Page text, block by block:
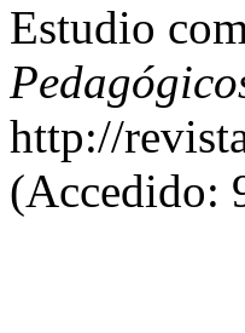
Estudio
http://
(Accedido: